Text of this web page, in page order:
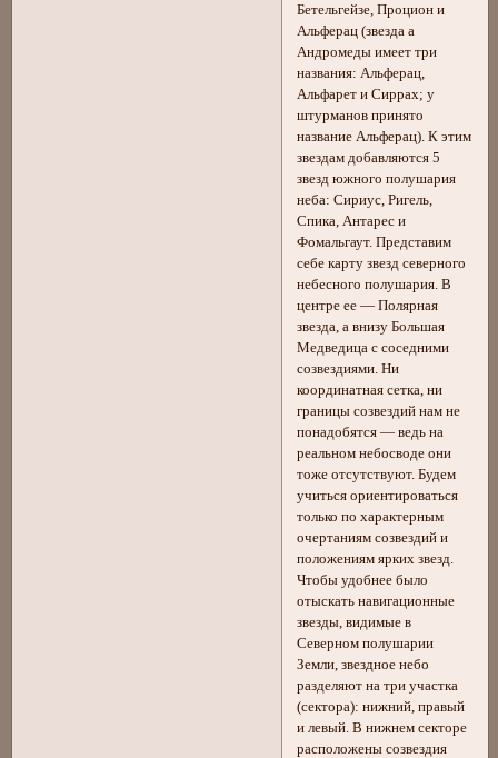
Бетельгейзе, Процион и
Альферац (звезда а
Андромеды имеет три
названия: Альферац,
Альфарет и Сиррах; у
штурманов принято
название Альферац). К этим
звездам добавляются 5
звезд южного полушария
неба: Сириус, Ригель,
Спика, Антарес и
Фомальгаут. Представим
себе карту звезд северного
небесного полушария. В
центре ее — Полярная
звезда, а внизу Большая
Медведица с соседними
созвездиями. Ни
координатная сетка, ни
границы созвездий нам не
понадобятся — ведь на
реальном небосводе они
тоже отсутствуют. Будем
учиться ориентироваться
только по характерным
очертаниям созвездий и
положениям ярких звезд.
Чтобы удобнее было
отыскать навигационные
звезды, видимые в
Северном полушарии
Земли, звездное небо
разделяют на три участка
(сектора): нижний, правый
и левый. В нижнем секторе
расположены созвездия